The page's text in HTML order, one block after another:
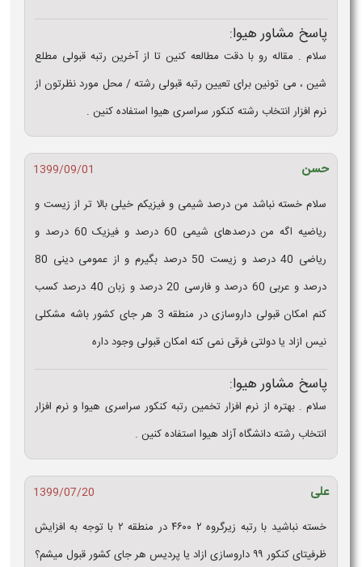
پاسخ مشاور هیوا:
سلام . مقاله رو با دقت مطالعه کنین تا از آخرین رتبه قبولی مطلع
شین ، می تونین برای تعیین رتبه قبولی رشته / محل مورد نظرتون از
نرم افزار انتخاب رشته کنکور سراسری هیوا استفاده کنین .
حسن
1399/09/01
سلام خسته نباشد من درصد شیمی و فیزیکم خیلی بالا تر از زیست و
ریاضیه اگه من درصدهای شیمی 60 درصد و فیزیک 60 درصد و
ریاضی 40 درصد و زیست 50 درصد بگیرم و از عمومی دینی 80
درصد و عربی 60 درصد و فارسی 20 درصد و زبان 40 درصد کسب
کنم امکان قبولی داروسازی در منطقه 3 هر جای کشور باشه مشکلی
نیس ازاد یا دولتی فرقی نمی کنه امکان قبولی وجود داره
پاسخ مشاور هیوا:
سلام . بهتره از نرم افزار تخمین رتبه کنکور سراسری هیوا و نرم افزار
انتخاب رشته دانشگاه آزاد هیوا استفاده کنین .
علی
1399/07/20
خسته نباشید با رتبه زیرگروه ۲ ۴۶۰۰ در منطقه ۲ با توجه به افزایش
ظرفیتای کنکور ۹۹ داروسازی ازاد یا پردیس هر جای کشور قبول میشم؟